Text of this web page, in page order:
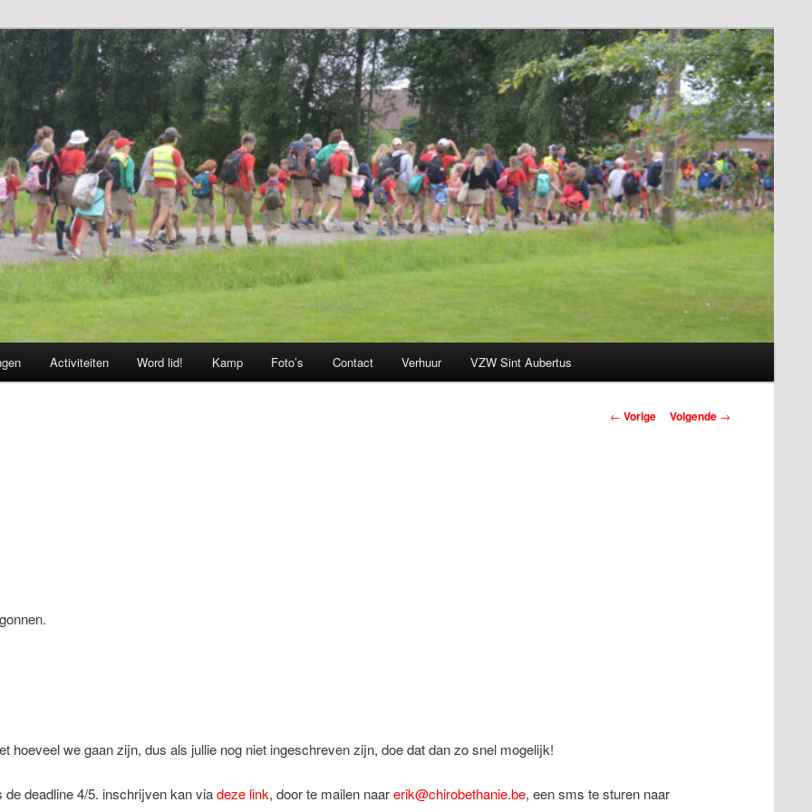
Activiteiten Word lid! Kamp Foto’s Contact Verhuur VZW Sint Aubertus
Berichtnavigatie
← Vorige Volgende →
hoeveel we gaan zijn, dus als jullie nog niet ingeschreven zijn, doe dat dan zo snel mogelijk!
deadline 4/5. inschrijven kan viadeze link, door te mailen naarerik@chirobethanie.be, een sms te sturen naar